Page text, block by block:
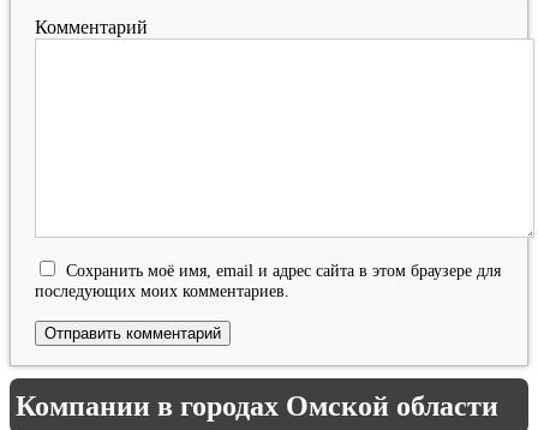
Комментарий
Сохранить моё имя, email и адрес сайта в этом браузере для
последующих моих комментариев.
Компании в городах Омской области